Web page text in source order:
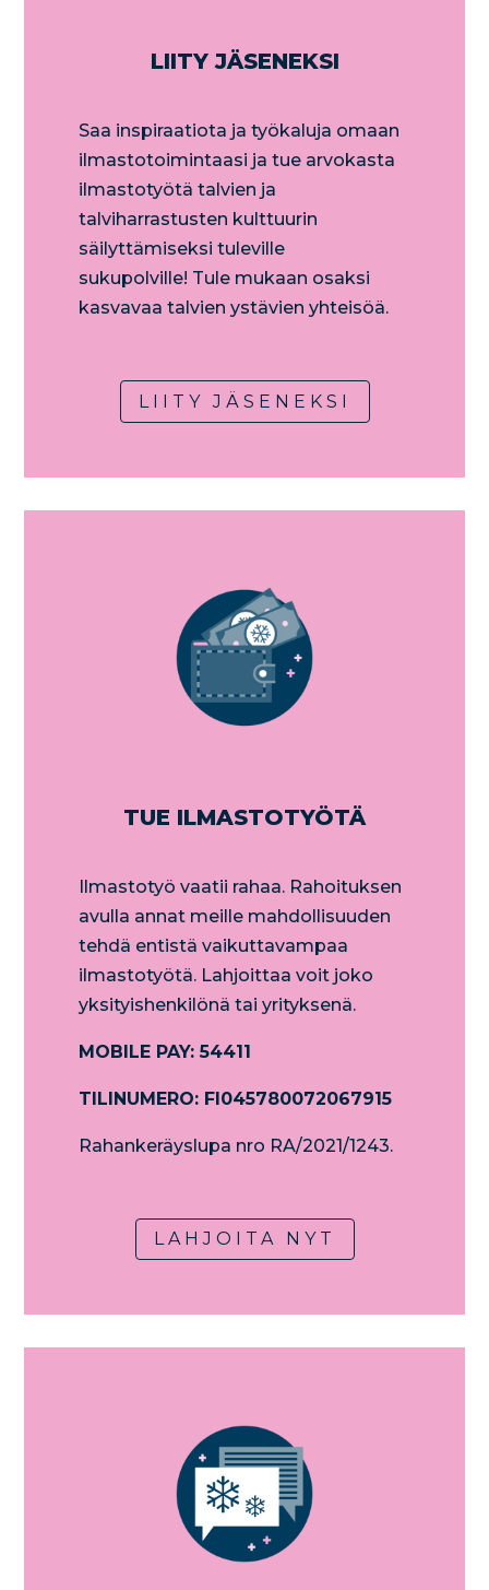
LIITY JÄSENEKSI
​Saa inspiraatiota ja työkaluja omaan
ilmastotoimintaasi ja tue arvokasta
ilmastotyötä talvien ja
talviharrastusten kulttuurin
säilyttämiseksi tuleville
sukupolville! Tule mukaan osaksi
kasvavaa talvien ystävien yhteisöä.​
LIITY JÄSENEKSI
TUE ILMASTOTYÖTÄ
Ilmastotyö vaatii rahaa. Rahoituksen
avulla annat meille mahdollisuuden
tehdä entistä vaikuttavampaa
ilmastotyötä. Lahjoittaa voit joko
yksityishenkilönä tai yrityksenä.
MOBILE PAY: 54411
TILINUMERO: FI045780072067915
Rahankeräyslupa nro RA/2021/1243.
LAHJOITA NYT